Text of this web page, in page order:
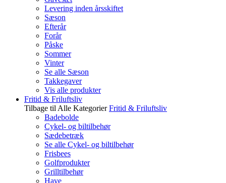
Levering inden årsskiftet
Sæson
Efterår
Forår
Påske
Sommer
Vinter
Se alle Sæson
Takkegaver
Vis alle produkter
Fritid & Friluftsliv
Tilbage til Alle Kategorier Fritid & Friluftsliv
Badebolde
Cykel- og biltilbehør
Sædebetræk
Se alle Cykel- og biltilbehør
Frisbees
Golfprodukter
Grilltilbehør
Have